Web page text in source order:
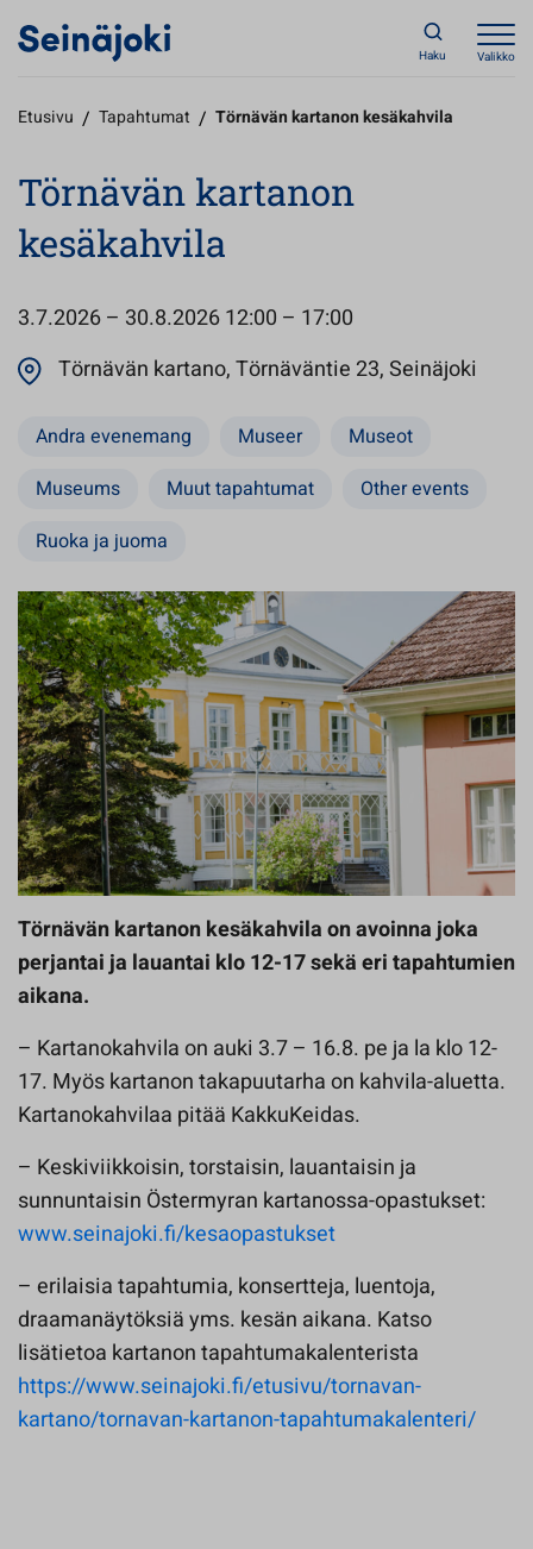
Haku Valikko
Etusivu / Tapahtumat / Törnävän kartanon kesäkahvila
Törnävän kartanon
kesäkahvila
3.7.2026 – 30.8.202612:00 – 17:00
Törnävän kartano, Törnäväntie 23, Seinäjoki
Andra evenemang Museer
Museot
Museums
Muut tapahtumat
Other events
Ruoka ja juoma
Törnävän kartanon kesäkahvila on avoinna joka
perjantai ja lauantai klo 12-17 sekä eri tapahtumien
aikana.
– Kartanokahvila on auki 3.7 – 16.8. pe ja la klo 12-
17. Myös kartanon takapuutarha on kahvila-aluetta.
Kartanokahvilaa pitää KakkuKeidas.
– Keskiviikkoisin, torstaisin, lauantaisin ja
sunnuntaisin Östermyran kartanossa-opastukset:
www.seinajoki.fi/kesaopastukset
– erilaisia tapahtumia, konsertteja, luentoja,
draamanäytöksiä yms. kesän aikana. Katso
lisätietoa kartanon tapahtumakalenterista
https://www.seinajoki.fi/etusivu/tornavan-
kartano/tornavan-kartanon-tapahtumakalenteri/